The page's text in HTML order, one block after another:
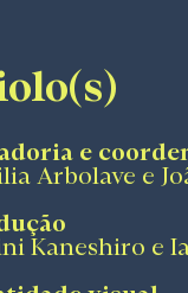
e
Arbolave e
Kaneshiro e